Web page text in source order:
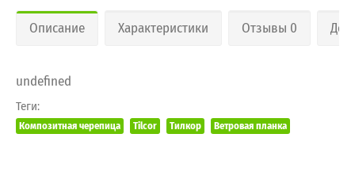
Описание Характеристики Отзывы 0
undefined
Теги:
Композитная черепица Tilcor Тилкор Ветровая планка